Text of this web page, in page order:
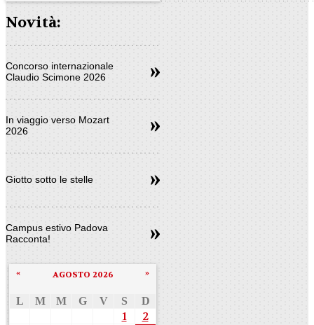
Novità:
Concorso internazionale
Claudio Scimone 2026
In viaggio verso Mozart
2026
Giotto sotto le stelle
Campus estivo Padova
Racconta!
AGOSTO 2026
« »
L M M G V S D
1
2